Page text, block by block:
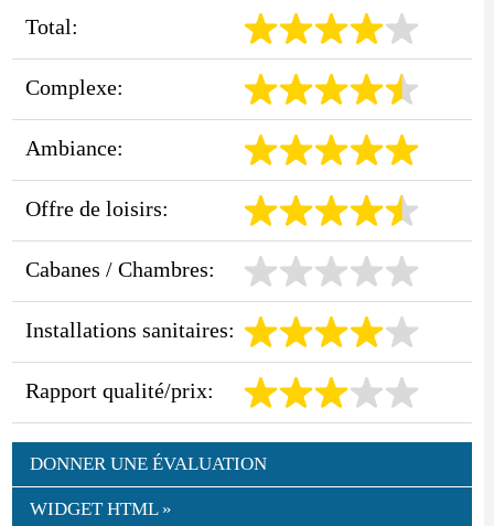
Total:
Complexe:
Ambiance:
Offre de loisirs:
Cabanes / Chambres:
Installations sanitaires:
Rapport qualité/prix:
DONNER UNE ÉVALUATION
WIDGET HTML »